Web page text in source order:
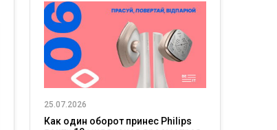
25.07.2026
Как один оборот принес Philips